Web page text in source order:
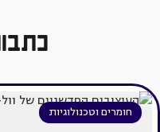
חומרים וטכנולוגיות